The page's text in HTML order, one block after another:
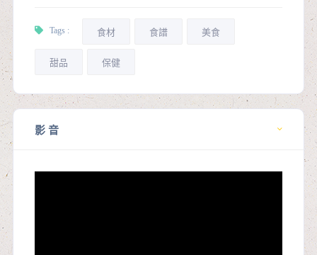
Tags : 食材 食譜 美食
甜品 保健
影 音